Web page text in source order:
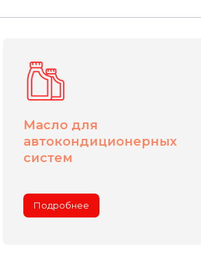
Масло для
автокондиционерных
систем
Подробнее